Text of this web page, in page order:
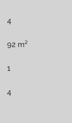
4
92 m²
1
4